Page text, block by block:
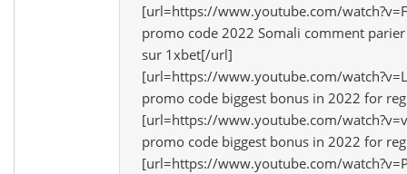
[url=https://www.youtube.com/
promo code 2022 Somali comment
sur 1xbet[/url]
[url=https://www.youtube.com/
promo code biggest bonus in 2022 for
[url=https://www.youtube.com/
promo code biggest bonus in 2022 for
[url=https://www.youtube.com/